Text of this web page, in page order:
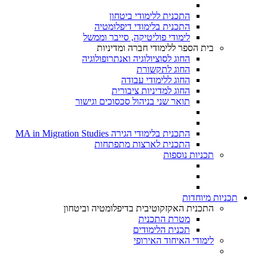
התכנית ללימודי ביטחון
התכנית בלימודי דיפלומטיה
לימודי פוליטיקה, סייבר וממשל
בית הספר ללימודי חברה ומדיניות
החוג לסוציולוגיה ואנתרופולוגיה
החוג לתקשורת
החוג ללימודי עבודה
החוג למדיניות ציבורית
תואר שני בניהול סכסוכים וגישור
התכנית בלימודי הגירה MA in Migration Studies​
התכנית לארצות מתפתחות
תכניות נוספות
תכניות מיוחדות
התכנית האקזקוטיבית בדיפלומטיה וביטחון
מטרת התכנית
תכנית הלימודים
לימודי האיחוד האירופי